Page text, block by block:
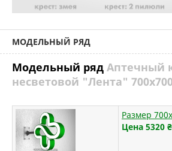
МОДЕЛЬНЫЙ РЯД
Модельный ряд Аптечный
несветовой "Лента"
Размер
Цена 5320 ₴